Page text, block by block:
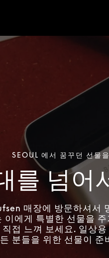
SEOUL 에서 꿈꾸던 선물
를 넘어
매장에 방문하셔서
이에게 특별한 선물을
접 느껴 보세요. 일상
분들을 위한 선물이 준